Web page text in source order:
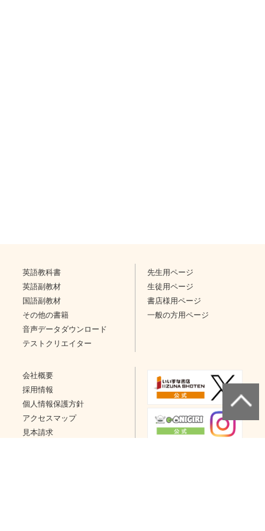
英語教科書
英語副教材
国語副教材
その他の書籍
音声データダウンロード
テストクリエイター
先生用ページ
生徒用ページ
書店様用ページ
一般の方用ページ
会社概要
採用情報
個人情報保護方針
アクセスマップ
見本請求